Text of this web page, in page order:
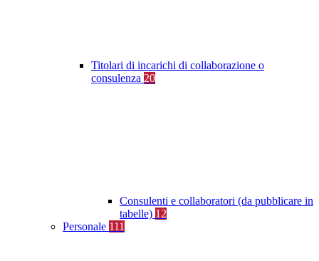
Titolari di incarichi di collaborazione o
consulenza 20
Consulenti e collaboratori (da pubblicare in
tabelle) 12
Personale 111